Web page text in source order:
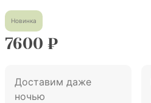
Новинка
7600 ₽
Доставим даже
ночью